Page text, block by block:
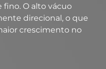
O alto vácuo
direcional, o que
crescimento no